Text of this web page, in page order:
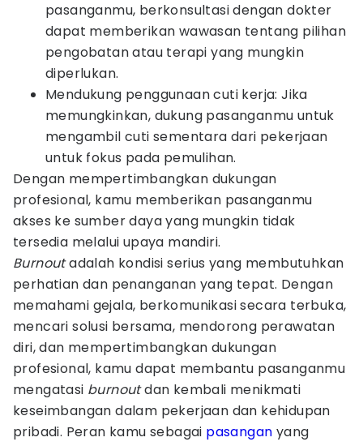
pasanganmu, berkonsultasi dengan dokter
dapat memberikan wawasan tentang pilihan
pengobatan atau terapi yang mungkin
diperlukan.
Mendukung penggunaan cuti kerja: Jika
memungkinkan, dukung pasanganmu untuk
mengambil cuti sementara dari pekerjaan
untuk fokus pada pemulihan.
Dengan mempertimbangkan dukungan
profesional, kamu memberikan pasanganmu
akses ke sumber daya yang mungkin tidak
tersedia melalui upaya mandiri.
Burnoutadalah kondisi serius yang membutuhkan
perhatian dan penanganan yang tepat. Dengan
memahami gejala, berkomunikasi secara terbuka,
mencari solusi bersama, mendorong perawatan
diri, dan mempertimbangkan dukungan
profesional, kamu dapat membantu pasanganmu
mengatasi burnoutdan kembali menikmati
keseimbangan dalam pekerjaan dan kehidupan
pribadi. Peran kamu sebagai pasangan yang